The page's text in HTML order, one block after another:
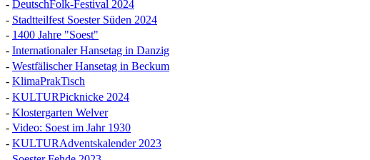
- DeutschFolk-Festival 2024
- Stadtteilfest Soester Süden 2024
- 1400 Jahre "Soest"
- Internationaler Hansetag in Danzig
- Westfälischer Hansetag in Beckum
- KlimaPrakTisch
- KULTURPicknicke 2024
- Klostergarten Welver
- Video: Soest im Jahr 1930
- KULTURAdventskalender 2023